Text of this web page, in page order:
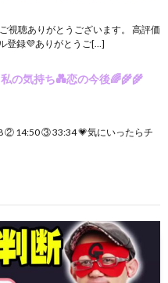
視聴ありがとうございます。 高評価
登録💜ありがとうご[…]
の気持ち💑恋の今後🌈🌾🌾
② 14:50 ③ 33:34 💗気にいったらチ